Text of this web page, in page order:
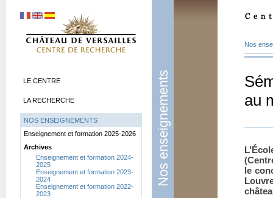
Nos enseignements
Nos
au
le
LE CENTRE
LA RECHERCHE
NOS ENSEIGNEMENTS
Enseignement et formation 2025-2026
Archives
Enseignement et formation 2024-
2025
Enseignement et formation 2023-
2024
Enseignement et formation 2022-
2023